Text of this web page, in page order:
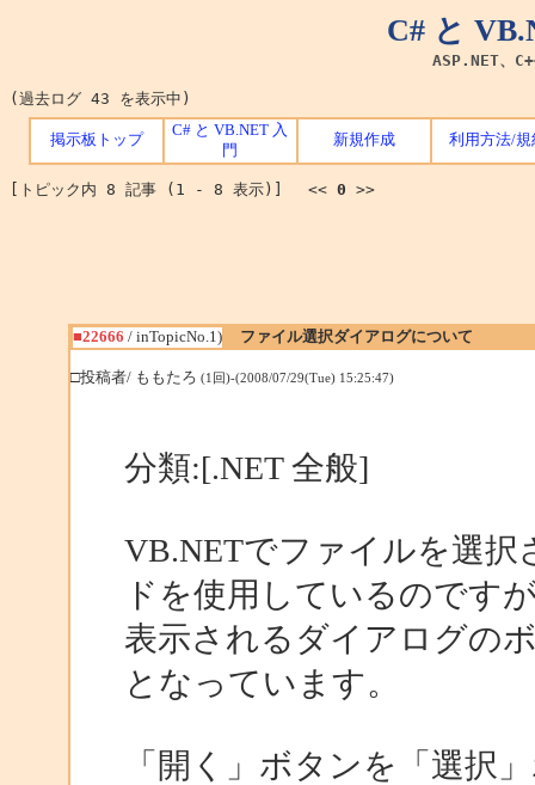
C# と
ASP.NET、
(過去ログ 43 を表示中)
掲示板トップ
C# と VB.NET 入
門
新規作成 利用方法/規
[トピック内 8 記事 (1 - 8 表示)] << 0 >>
■22666 / inTopicNo.1) ファイル選択ダイアログについて
□投稿者/ ももたろ (1回)-(2008/07/29(Tue) 15:25:47)
分類:[.NET 全般]
VB.NETでファイルを選択
ドを使用しているのです
表示されるダイアログの
となっています。
「開く」ボタンを「選択